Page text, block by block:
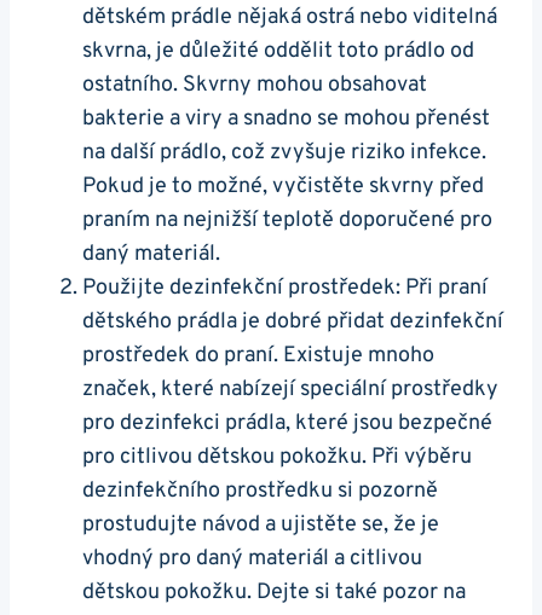
dětském prádle nějaká ostrá nebo viditelná
skvrna, je důležité oddělit toto prádlo od
ostatního. Skvrny mohou obsahovat
bakterie a viry a snadno se mohou přenést
na další prádlo, což zvyšuje riziko infekce.
Pokud je to možné, vyčistěte skvrny před
praním na nejnižší teplotě doporučené pro
daný materiál.
Použijte dezinfekční prostředek: Při praní
dětského prádla je dobré přidat dezinfekční
prostředek do praní. Existuje mnoho
značek, které nabízejí speciální prostředky
pro dezinfekci prádla, které jsou bezpečné
pro citlivou dětskou pokožku. Při výběru
dezinfekčního prostředku si pozorně
prostudujte návod a ujistěte se, že je
vhodný pro daný materiál a citlivou
dětskou pokožku. Dejte si také pozor na